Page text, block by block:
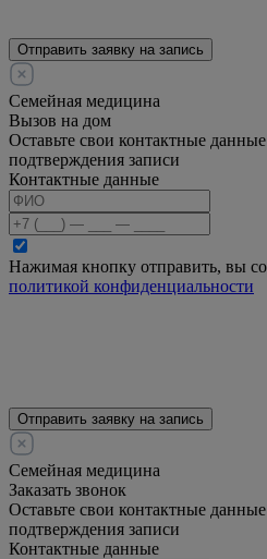
Отправить заявку на запись
Семейная медицина
Вызов на дом
Оставьте свои контактные
подтверждения записи
Контактные данные
Нажимая кнопку отправить, вы
политикой конфиденциальности
Отправить заявку на запись
Семейная медицина
Заказать звонок
Оставьте свои контактные
подтверждения записи
Контактные данные